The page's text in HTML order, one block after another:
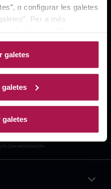
o configurar les galetes
Per a més
galetes
galetes